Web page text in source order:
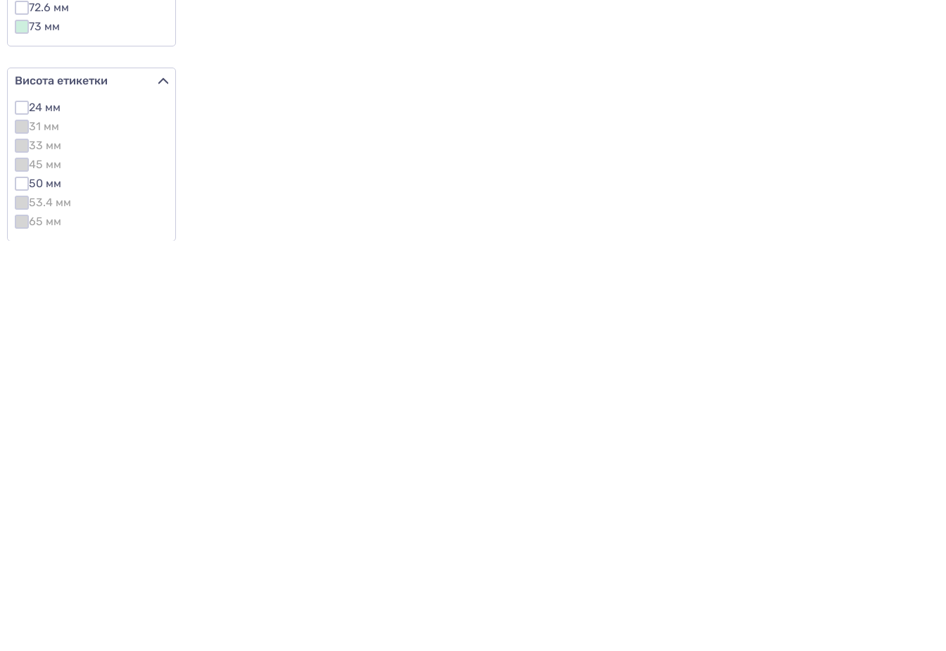
72.6 мм
73 мм
Висота етикетки
24 мм
31 мм
33 мм
45 мм
50 мм
53.4 мм
65 мм